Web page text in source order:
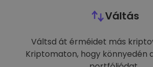
Váltás
Váltsd át érméidet más
Kriptomaton, hogy könnyedén